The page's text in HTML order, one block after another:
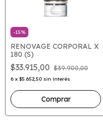
-15%
RENOVAGE CORPORAL X
180 (S)
$33.915,00 $39.900,00
6 x $5.652,50 sin interés